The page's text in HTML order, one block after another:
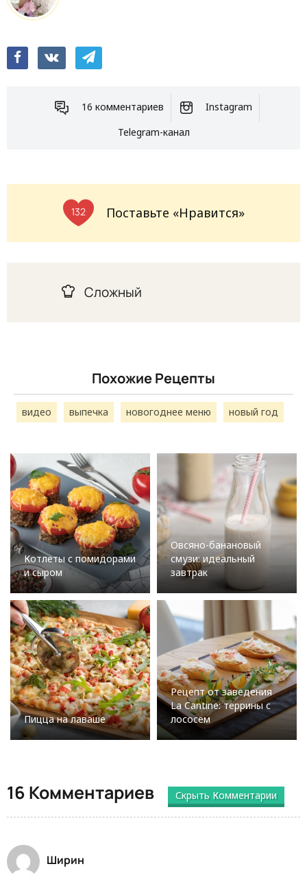
16 комментариев
Instagram
Telegram-канал
132 Поставьте «Нравится»
Сложный
Похожие Рецепты
видео выпечка новогоднее меню новый год
Котлеты с помидорами
и сыром
Овсяно-банановый
смузи: идеальный
завтрак
Пицца на лаваше
Рецепт от заведения
La Cantine: террины с
лососем
16 Комментариев Скрыть Комментарии
Ширин